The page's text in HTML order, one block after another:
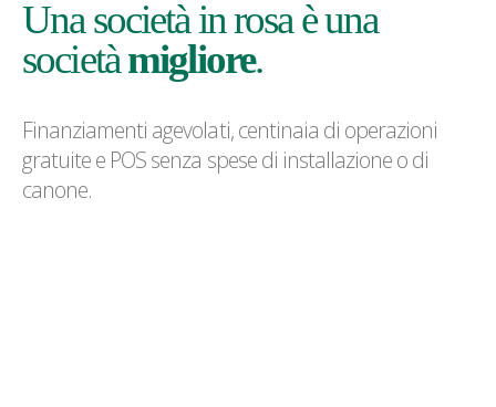
Una società in rosa è una
societàmigliore.
Finanziamenti agevolati, centinaia di operazioni
gratuite e POS senza spese di installazione o di
canone.